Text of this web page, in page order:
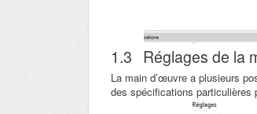
1.3 Réglages de la
La main d’œuvre a plusieurs
des spécifications particulières